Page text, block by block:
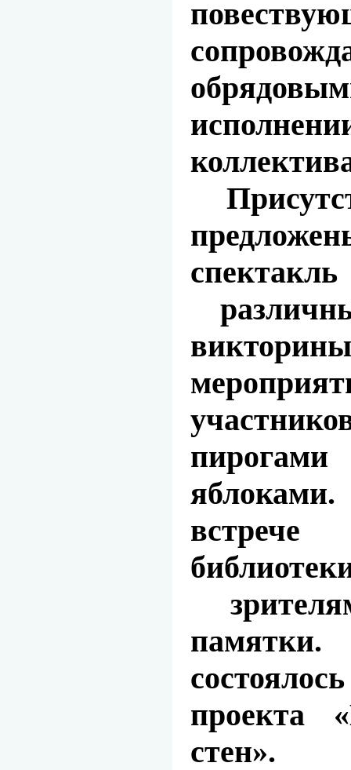
проекта
стен».